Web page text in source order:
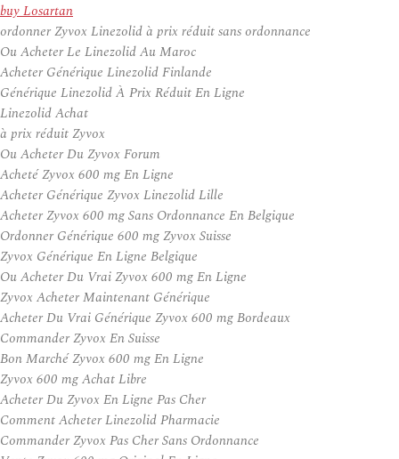
buy Losartan
ordonner Zyvox Linezolid à prix réduit sans ordonnance
Ou Acheter Le Linezolid Au Maroc
Acheter Générique Linezolid Finlande
Générique Linezolid À Prix Réduit En Ligne
Linezolid Achat
à prix réduit Zyvox
Ou Acheter Du Zyvox Forum
Acheté Zyvox 600 mg En Ligne
Acheter Générique Zyvox Linezolid Lille
Acheter Zyvox 600 mg Sans Ordonnance En Belgique
Ordonner Générique 600 mg Zyvox Suisse
Zyvox Générique En Ligne Belgique
Ou Acheter Du Vrai Zyvox 600 mg En Ligne
Zyvox Acheter Maintenant Générique
Acheter Du Vrai Générique Zyvox 600 mg Bordeaux
Commander Zyvox En Suisse
Bon Marché Zyvox 600 mg En Ligne
Zyvox 600 mg Achat Libre
Acheter Du Zyvox En Ligne Pas Cher
Comment Acheter Linezolid Pharmacie
Commander Zyvox Pas Cher Sans Ordonnance